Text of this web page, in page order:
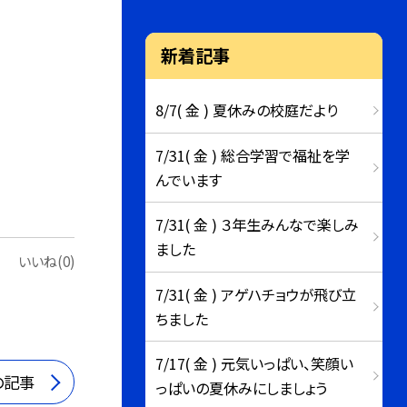
いいね(0)
事
新着記事
8/7( 金 ) 夏休みの校庭だより
7/31( 金 ) 総合学習で福祉を学
んでいます
7/31( 金 ) ３年生みんなで楽しみ
ました
7/31( 金 ) アゲハチョウが飛び立
ちました
7/17( 金 ) 元気いっぱい、笑顔い
っぱいの夏休みにしましょう